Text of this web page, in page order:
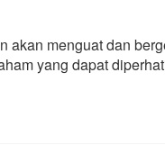
akan menguat dan
yang dapat